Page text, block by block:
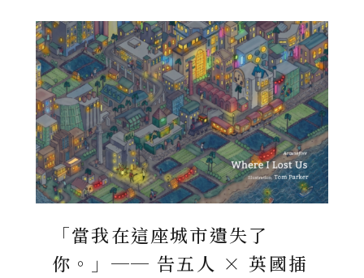
「當我在這座城市遺失了
你。」── 告五人 × 英國插